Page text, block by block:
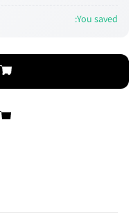
You saved: